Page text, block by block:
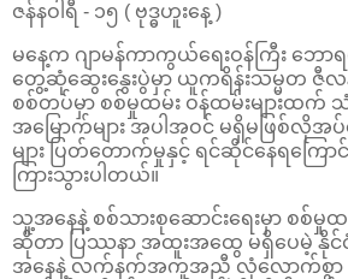
ဇန်နဝါရီ - ၁၅ ( ဗုဒ္ဓဟူးနေ့ )
မနေ့က ဂျာမန်ကာကွယ်ရေးဝန်ကြီး ဘေ
တွေ့ဆုံဆွေးနွေးပွဲမှာ ယူကရိန်းသမ္မတ
စစ်တပ်မှာ စစ်မှုထမ်း ဝန်ထမ်းများထက် သံ
အမြောက်များ အပါအဝင် မရှိမဖြစ်လိုအ
များ ပြတ်တောက်မှုနှင့် ရင်ဆိုင်နေရကြောင်
ကြားသွားပါတယ်။
သူ့အနေနဲ့ စစ်သားစုဆောင်းရေးမှာ စစ်မှု
ဆိုတာ ပြဿနာ အထူးအထွေ မရှိပေမဲ့ နို
အနေနဲ့ လက်နက်အကူအညီ လုံလောက်စွာ ရ